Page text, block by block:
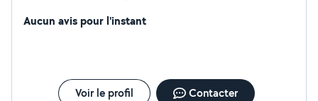
Aucun avis pour l'instant
Voir le profil Contacter